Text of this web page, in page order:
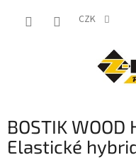
CZK
BOSTIK WOOD
Elastické